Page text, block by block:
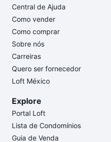
Central de Ajuda
Como vender
Como comprar
Sobre nós
Carreiras
Quero ser fornecedor
Loft México
Explore
Portal Loft
Lista de Condomínios
Guia de Venda